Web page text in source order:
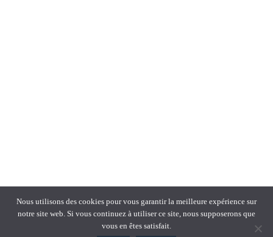
Nous utilisons des cookies pour vous garantir la meilleure expérience sur
notre site web. Si vous continuez à utiliser ce site, nous supposerons que
vous en êtes satisfait.